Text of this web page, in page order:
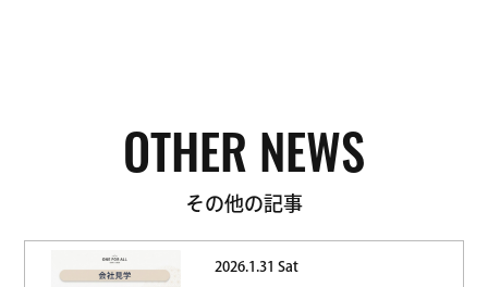
OTHER NEWS
その他の記事
2026.1.31 Sat